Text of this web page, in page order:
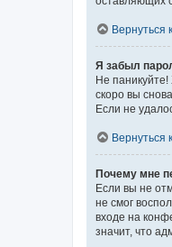
Вернуться
Я забыл
Не
скоро вы
Если не
Вернуться
Почему мне
Если вы не
не смог
входе на
значит, что